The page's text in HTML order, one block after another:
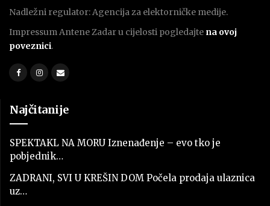
Nadležni regulator: Agencija za elektorničke medije.
Impressum Antene Zadar u cijelosti pogledajte na ovoj
poveznici.
Najčitanije
SPEKTAKL NA MORU Iznenađenje – evo tko je
pobjednik…
ZADRANI, SVI U KREŠIN DOM Počela prodaja ulaznica
uz…